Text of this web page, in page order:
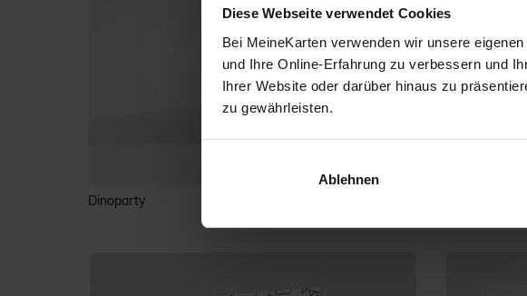
Diese Webseite verwendet Cookies
Bei MeineKarten verwenden wir unsere
und Ihre Online-Erfahrung zu verbessern und
Ihrer Website oder darüber hinaus zu
zu gewährleisten.
Ablehnen
Dinoparty